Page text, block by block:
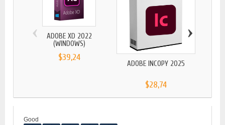
ADOBE XD 2022
(WINDOWS)
$39,24
ADOBE INCOPY 2025
$28,74
‹ ›
Good